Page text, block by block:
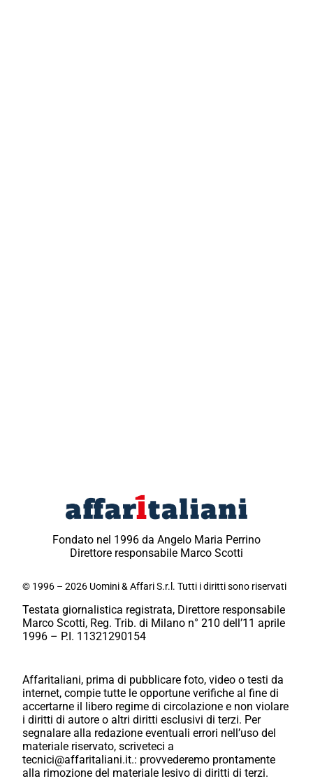
Fondato nel 1996 da Angelo Maria Perrino
Direttore responsabile Marco Scotti
© 1996 – 2026 Uomini & Affari S.r.l. Tutti i diritti sono riservati
Testata giornalistica registrata, Direttore responsabile
Marco Scotti, Reg. Trib. di Milano n° 210 dell’11 aprile
1996 – P.I. 11321290154
Affaritaliani, prima di pubblicare foto, video o testi da
internet, compie tutte le opportune verifiche al fine di
accertarne il libero regime di circolazione e non violare
i diritti di autore o altri diritti esclusivi di terzi. Per
segnalare alla redazione eventuali errori nell’uso del
materiale riservato, scriveteci a
tecnici@affaritaliani.it.: provvederemo prontamente
alla rimozione del materiale lesivo di diritti di terzi.